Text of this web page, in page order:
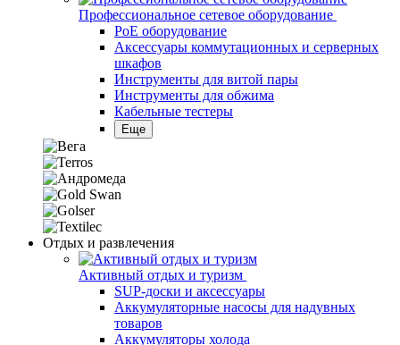
Профессиональное сетевое оборудование
PoE оборудование
Аксессуары коммутационных и серверных
шкафов
Инструменты для витой пары
Инструменты для обжима
Кабельные тестеры
Еще
Отдых и развлечения
Активный отдых и туризм
SUP-доски и аксессуары
Аккумуляторные насосы для надувных
товаров
Аккумуляторы холода